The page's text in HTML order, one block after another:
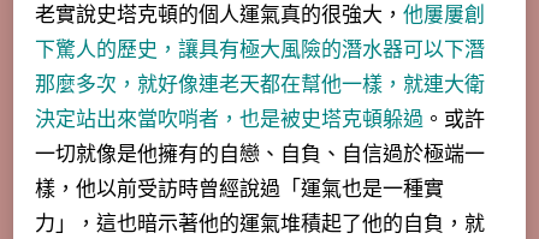
老實說史塔克頓的個人運氣真的很強大， 他屢屢創
下驚人的歷史，讓具有極大風險的潛水器可以下潛
那麼多次，就好像連老天都在幫他一樣，就連大衛
決定站出來當吹哨者，也是被史塔克頓躲過 。或許
一切就像是他擁有的自戀、自負、自信過於極端一
樣，他以前受訪時曾經說過「運氣也是一種實
力」，這也暗示著他的運氣堆積起了他的自負，就